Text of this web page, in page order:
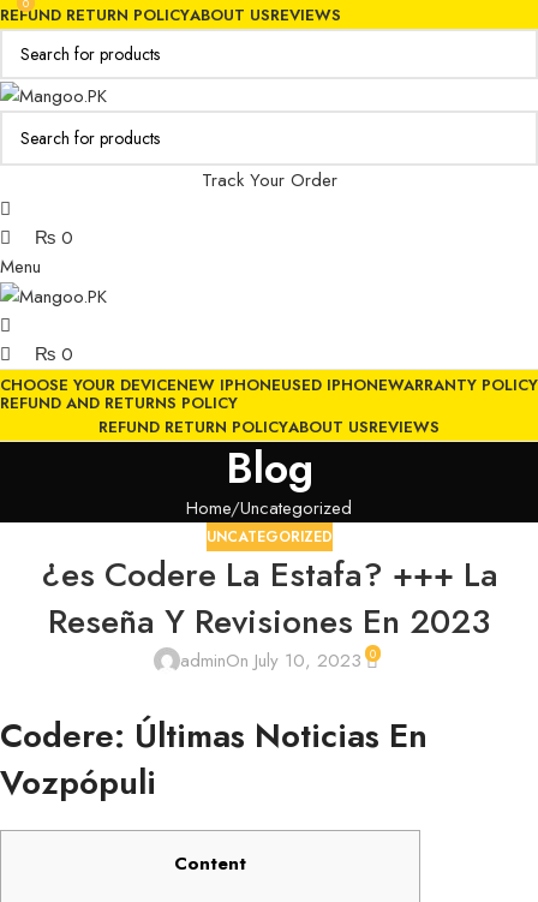
REFUND RETURN POLICYABOUT USREVIEWS
Track Your Order
₨ 0
Menu
₨ 0
CHOOSE YOUR DEVICENEW IPHONEUSED IPHONEWARRANTY POLICY
REFUND AND RETURNS POLICY
REFUND RETURN POLICYABOUT USREVIEWS
Blog
Home Uncategorized
UNCATEGORIZED
¿es Codere La Estafa? +++ La
Reseña Y Revisiones En 2023
adminOn July 10, 2023 0
Codere: Últimas Noticias En
Vozpópuli
Content